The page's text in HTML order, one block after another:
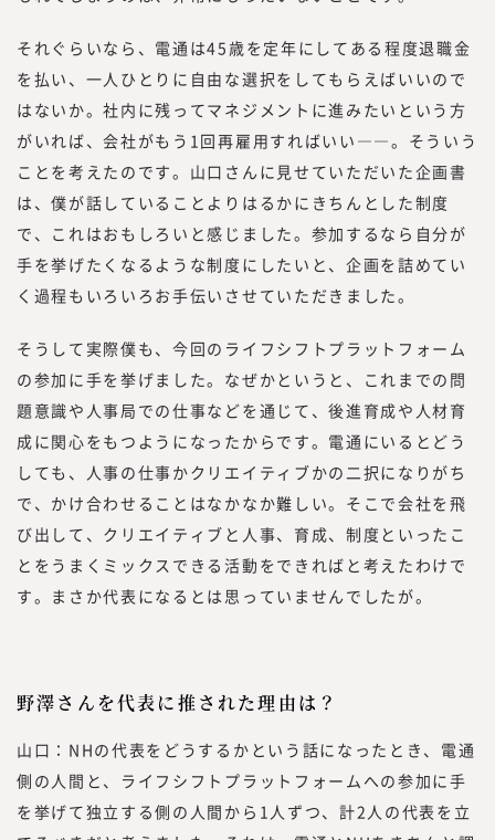
それぐらいなら、電通は45歳を定年にしてある程度退職金
を払い、一人ひとりに自由な選択をしてもらえばいいので
はないか。社内に残ってマネジメントに進みたいという方
がいれば、会社がもう1回再雇用すればいい――。そういう
ことを考えたのです。山口さんに見せていただいた企画書
は、僕が話していることよりはるかにきちんとした制度
で、これはおもしろいと感じました。参加するなら自分が
手を挙げたくなるような制度にしたいと、企画を詰めてい
く過程もいろいろお手伝いさせていただきました。
そうして実際僕も、今回のライフシフトプラットフォーム
の参加に手を挙げました。なぜかというと、これまでの問
題意識や人事局での仕事などを通じて、後進育成や人材育
成に関心をもつようになったからです。電通にいるとどう
しても、人事の仕事かクリエイティブかの二択になりがち
で、かけ合わせることはなかなか難しい。そこで会社を飛
び出して、クリエイティブと人事、育成、制度といったこ
とをうまくミックスできる活動をできればと考えたわけで
す。まさか代表になるとは思っていませんでしたが。
野澤さんを代表に推された理由は？
山口：NHの代表をどうするかという話になったとき、電通
側の人間と、ライフシフトプラットフォームへの参加に手
を挙げて独立する側の人間から1人ずつ、計2人の代表を立